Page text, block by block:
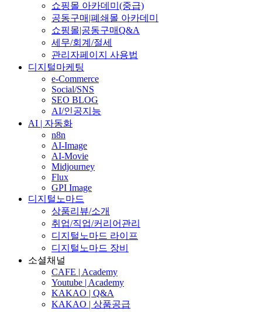
쇼핑몰 아카데미(중급)
공동구매|폐쇄몰 아카데미
쇼핑몰|공동구매Q&A
세무/회계/절세
관리자페이지 사용법
디지털마케팅
e-Commerce
Social/SNS
SEO BLOG
AI/인공지능
AI | 자동화
n8n
AI-Image
AI-Movie
Midjourney
Flux
GPI Image
디지털노마드
상품리뷰/소개
취업/직업/커리어관리
디지털노마드 라이프
디지털노마드 장비
소셜채널
CAFE | Academy
Youtube | Academy
KAKAO | Q&A
KAKAO | 상품공급